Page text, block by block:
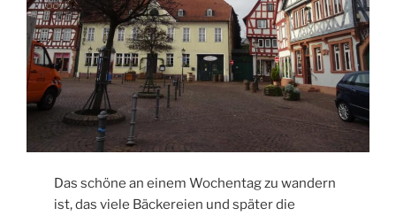
Das schöne an einem Wochentag zu wandern
ist, das viele Bäckereien und später die